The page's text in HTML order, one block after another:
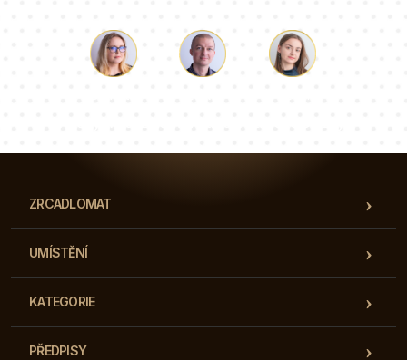
ZRCADLOMAT
UMÍSTĚNÍ
KATEGORIE
PŘEDPISY